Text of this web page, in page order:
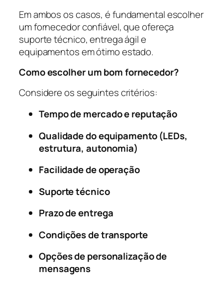
Em ambos os casos, é fundamental escolher
um fornecedor confiável, que ofereça
suporte técnico, entrega ágil e
equipamentos em ótimo estado.
Como escolher um bom fornecedor?
Considere os seguintes critérios:
Tempo de mercado e reputação
Qualidade do equipamento (LEDs,
estrutura, autonomia)
Facilidade de operação
Suporte técnico
Prazo de entrega
Condições de transporte
Opções de personalização de
mensagens